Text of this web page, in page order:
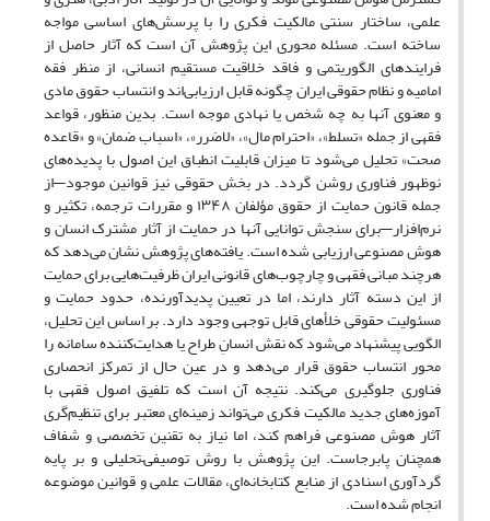
علمی، ساختار سنتی مالکیت فکری را با پرسش‌های اساسی مواجه
ساخته است. مسئله محوری این پژوهش آن است که آثار حاصل از
فرایندهای الگوریتمی و فاقد خلاقیت مستقیم انسانی، از منظر فقه
امامیه و نظام حقوقی ایران چگونه قابل ارزیابی‌اند و انتساب حقوق مادی
و معنوی آنها به چه شخص یا نهادی موجه است. بدین منظور، قواعد
فقهی از جمله «تسلط»، «احترام مال»، «لاضرر»، «اسباب ضمان» و «قاعده
صحت» تحلیل می‌شود تا میزان قابلیت انطباق این اصول با پدیده‌های
نوظهور فناوری روشن گردد. در بخش حقوقی نیز قوانین موجود—از
جمله قانون حمایت از حقوق مؤلفان ۱۳۴۸ و مقررات ترجمه، تکثیر و
نرم‌افزار—برای سنجش توانایی آنها در حمایت از آثار مشترک انسان و
هوش مصنوعی ارزیابی شده است. یافته‌های پژوهش نشان می‌دهد که
هرچند مبانی فقهی و چارچوب‌های قانونی ایران ظرفیت‌هایی برای حمایت
از این دسته آثار دارند، اما در تعیین پدیدآورنده، حدود حمایت و
مسئولیت حقوقی خلأهای قابل توجهی وجود دارد. بر اساس این تحلیل،
الگویی پیشنهاد می‌شود که نقش انسانِ طراح یا هدایت‌کننده سامانه را
محور انتساب حقوق قرار می‌دهد و در عین حال از تمرکز انحصاری
فناوری جلوگیری می‌کند. نتیجه آن است که تلفیق اصول فقهی با
آموزه‌های جدید مالکیت فکری می‌تواند زمینه‌ای معتبر برای تنظیم‌گری
آثار هوش مصنوعی فراهم کند، اما نیاز به تقنین تخصصی و شفاف
همچنان پابرجاست. این پژوهش با روش توصیفی–تحلیلی و بر پایه
گردآوری اسنادی از منابع کتابخانه‌ای، مقالات علمی و قوانین موضوعه
انجام شده است.